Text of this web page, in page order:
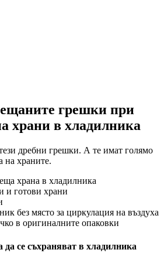
грешки при
храни в хладилника
дребни грешки. А те имат голямо
на храните.
храна в хладилника
и готови храни
без място за циркулация на въздуха
в оригиналните опаковки
се съхраняват в хладилника